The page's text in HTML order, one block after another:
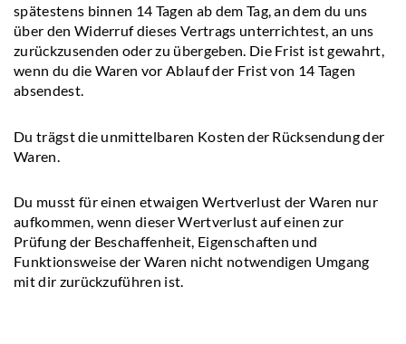
spätestens binnen 14 Tagen ab dem Tag, an dem du uns
über den Widerruf dieses Vertrags unterrichtest, an uns
zurückzusenden oder zu übergeben. Die Frist ist gewahrt,
wenn du die Waren vor Ablauf der Frist von 14 Tagen
absendest.
Du trägst die unmittelbaren Kosten der Rücksendung der
Waren.
Du musst für einen etwaigen Wertverlust der Waren nur
aufkommen, wenn dieser Wertverlust auf einen zur
Prüfung der Beschaffenheit, Eigenschaften und
Funktionsweise der Waren nicht notwendigen Umgang
mit dir zurückzuführen ist.